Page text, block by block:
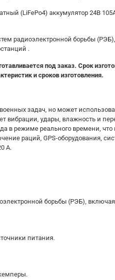
(LiFePo4) аккумулятор 24В
радиоэлектронной борьбы
.
под заказ. Срок
и сроков изготовления.
задач, но может
вибрации, удары, влажность и
в режиме реального времени,
раций, GPS-оборудования,
А.
борьбы (РЭБ),
питания.